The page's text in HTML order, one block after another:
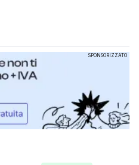
SPONSORIZZATO